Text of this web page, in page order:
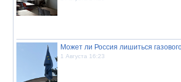
Может ли Россия лишиться
1 Августа 16:23